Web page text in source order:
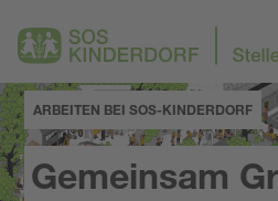
ARBEITEN BEI SOS-KINDERDORF
Gemeinsam